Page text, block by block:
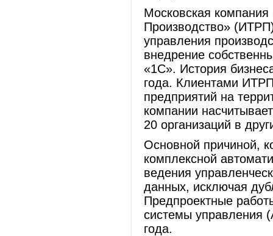
Московская
Производство»
управления
внедрение
«1С». История
года. Клиентами
предприятий на
компании
20 организаций в
Основной причиной,
комплексной
ведения
данных, исключая
Предпроектные
системы управления
года.